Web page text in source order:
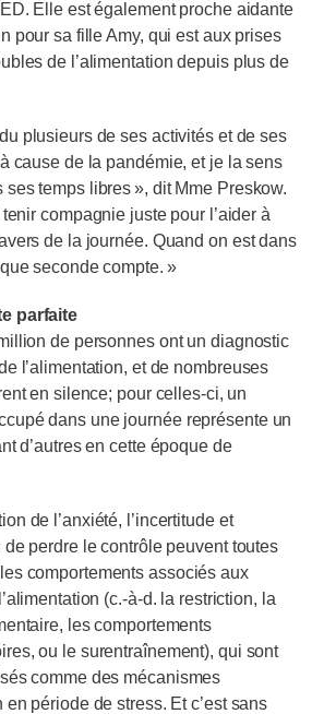
Elle est également proche aidante
pour sa fille Amy, qui est aux prises
de l’alimentation depuis plus de
plusieurs de ses activités et de ses
cause de la pandémie, et je la sens
ses temps libres », dit Mme Preskow.
compagnie juste pour l’aider à
de la journée. Quand on est dans
seconde compte. »
parfaite
de personnes ont un diagnostic
l’alimentation, et de nombreuses
en silence; pour celles-ci, un
dans une journée représente un
d’autres en cette époque de
de l’anxiété, l’incertitude et
de perdre le contrôle peuvent toutes
comportements associés aux
(c.-à-d. la restriction, la
les comportements
ou le surentraînement), qui sont
comme des mécanismes
en période de stress. Et c’est sans